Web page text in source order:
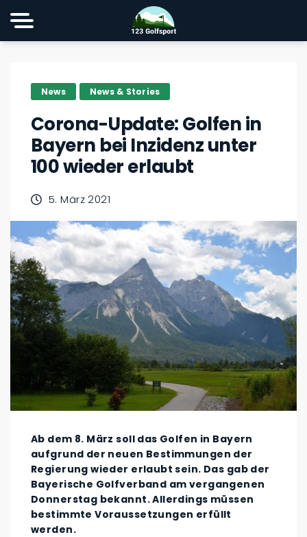
News News & Stories
Corona-Update: Golfen in
Bayern bei Inzidenz unter
100 wieder erlaubt
5. März 2021
Ab dem 8. März soll das Golfen in Bayern
aufgrund der neuen Bestimmungen der
Regierung wieder erlaubt sein. Das gab der
Bayerische Golfverband am vergangenen
Donnerstag bekannt. Allerdings müssen
bestimmte Voraussetzungen erfüllt
werden.